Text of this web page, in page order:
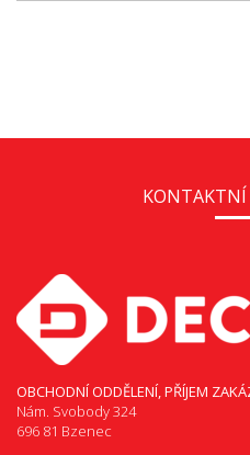
KONTAKTNÍ
OBCHODNÍ ODDĚLENÍ, PŘÍJEM
Nám. Svobody 324
696 81 Bzenec